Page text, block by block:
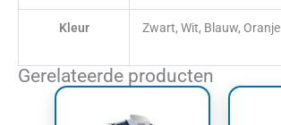
Kleur Zwart, Wit, Blauw, Oranje
Gerelateerde producten
product